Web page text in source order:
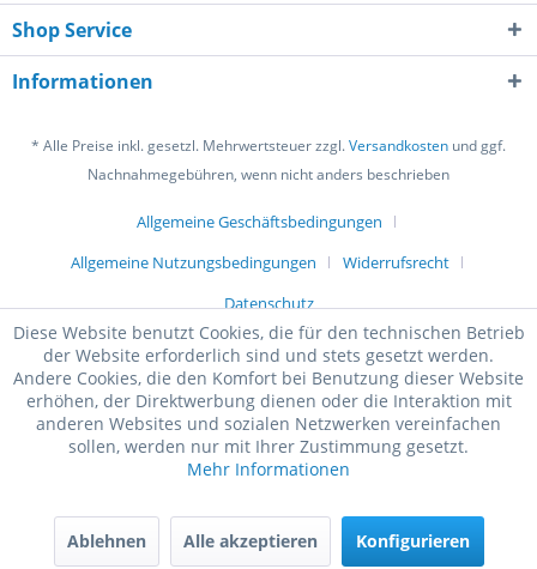
Shop Service
Informationen
* Alle Preise inkl. gesetzl. Mehrwertsteuer zzgl.Versandkosten und ggf.
Nachnahmegebühren, wenn nicht anders beschrieben
Allgemeine Geschäftsbedingungen
Allgemeine Nutzungsbedingungen
Widerrufsrecht
Datenschutz
Diese Website benutzt Cookies, die für den technischen Betrieb
der Website erforderlich sind und stets gesetzt werden.
Andere Cookies, die den Komfort bei Benutzung dieser Website
erhöhen, der Direktwerbung dienen oder die Interaktion mit
anderen Websites und sozialen Netzwerken vereinfachen
sollen, werden nur mit Ihrer Zustimmung gesetzt.
Mehr Informationen
Ablehnen Alle akzeptieren Konfigurieren